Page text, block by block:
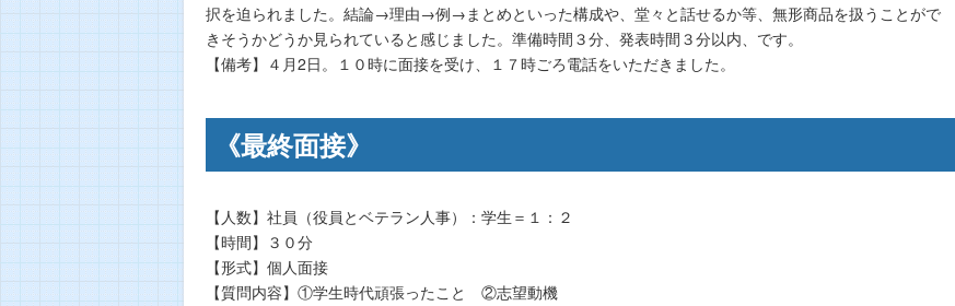
択を迫られました。結論→理由→例→まとめといった構成や、堂々と話せるか等、無形商品を扱うことがで
きそうかどうか見られていると感じました。準備時間３分、発表時間３分以内、です。
【備考】４月2日。１０時に面接を受け、１７時ごろ電話をいただきました。
《最終面接》
【人数】社員（役員とベテラン人事）：学生＝１：２
【時間】３０分
【形式】個人面接
【質問内容】①学生時代頑張ったこと ②志望動機